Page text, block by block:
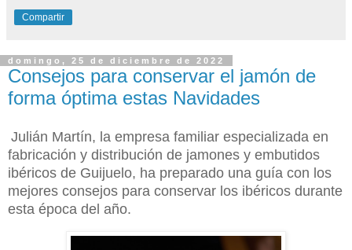
Compartir
domingo, 25 de diciembre de 2022
Consejos para conservar el jamón de
forma óptima estas Navidades
Julián Martín, la empresa familiar especializada en
fabricación y distribución de jamones y embutidos
ibéricos de Guijuelo, ha preparado una guía con los
mejores consejos para conservar los ibéricos durante
esta época del año.